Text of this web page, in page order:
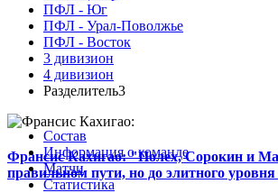
ПФЛ - Юг
ПФЛ - Урал-Поволжье
ПФЛ - Восток
3 дивизион
4 дивизион
Разделитель3
Франсис Кахигао: "Полех, Сорокин и
правильном пути, но до элитного
Состав
Информация о команде
Матчи
Статистика